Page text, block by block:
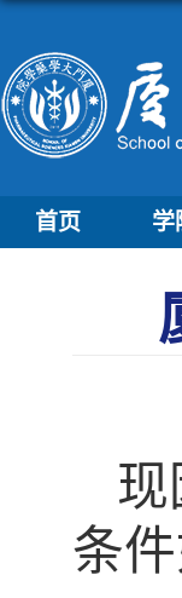
首页 学
条件